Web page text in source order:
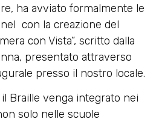
ha avviato formalmente le
con la creazione del
con Vista”, scritto dalla
presentato attraverso
presso il nostro locale.
Braille venga integrato nei
solo nelle scuole